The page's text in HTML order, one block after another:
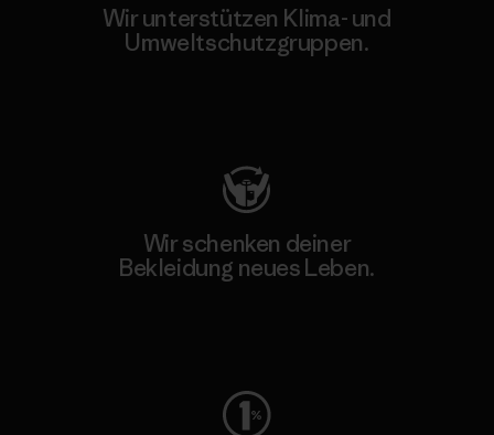
Wir unterstützen Klima- und
Umweltschutzgruppen.
Wir schenken deiner
Bekleidung neues Leben.